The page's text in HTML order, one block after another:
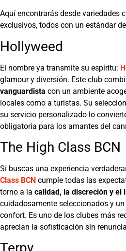
Aquí encontrarás desde variedades
exclusivos, todos con un estándar
Hollyweed
El nombre ya transmite su espíritu:
glamour y diversión. Este club
vanguardista con un ambiente
locales como a turistas. Su
su servicio personalizado lo
obligatoria para los amantes del
The High Class BCN
Si buscas una experiencia
Class BCN cumple todas las
torno a la calidad, la discreción y el
cuidadosamente seleccionados y
confort. Es uno de los clubes más
aprecian la sofisticación sin